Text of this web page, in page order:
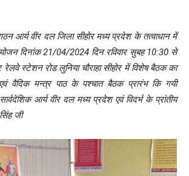
आर्य वीर दल जिला सीहोर मध्य प्रदेश के तत्वाधान में
दिनांक 21/04/2024 दिन रविवार सुबह 10:30 से
रेलवे स्टेशन रोड लुनिया चौराहा सीहोर में विशेष बैठक का
वैदिक मन्त्र पाठ के पश्चात बैठक प्रारंभ कि गयी
आर्य वीर दल मध्य प्रदेश एवं विदर्भ के प्रांतीय
जी